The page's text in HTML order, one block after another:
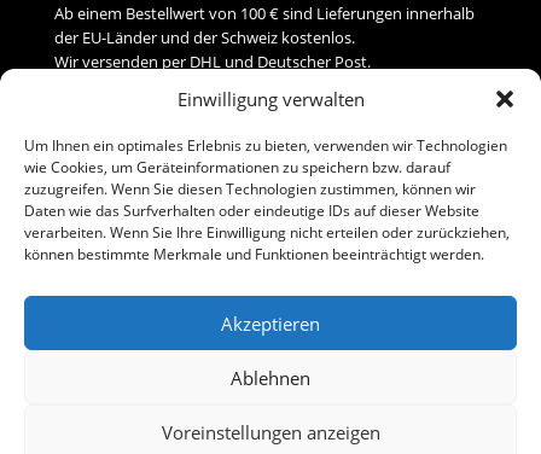
Einwilligung verwalten
Um Ihnen ein optimales Erlebnis zu bieten, verwenden wir Technologien
wie Cookies, um Geräteinformationen zu speichern bzw. darauf
zuzugreifen. Wenn Sie diesen Technologien zustimmen, können wir
Daten wie das Surfverhalten oder eindeutige IDs auf dieser Website
verarbeiten. Wenn Sie Ihre Einwilligung nicht erteilen oder zurückziehen,
können bestimmte Merkmale und Funktionen beeinträchtigt werden.
Akzeptieren
Ablehnen
Voreinstellungen anzeigen
Ab einem Bestellwert von 100 € sind Lieferungen innerhalb
der EU-Länder und der Schweiz kostenlos.
Wir versenden per DHL und Deutscher Post.
Versand
Zahlung
Baumann Modellspielwaren
Telefon (0 91 61) 33 84